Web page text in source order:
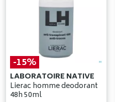
-15%
LABORATOIRE NATIVE
Lierac homme deodorant
48h 50ml